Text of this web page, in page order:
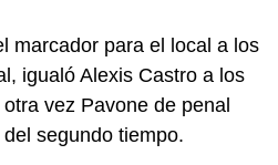
marcador para el local a los
igualó Alexis Castro a los
vez Pavone de penal
segundo tiempo.